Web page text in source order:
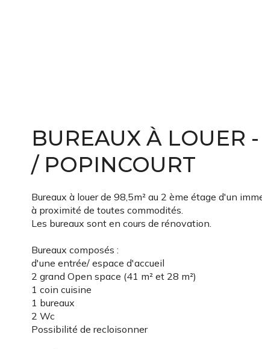
BUREAUX À LOUER
/ POPINCOURT
Bureaux à louer de 98,5m² au 2 ème étage d'un
à proximité de toutes commodités.
Les bureaux sont en cours de rénovation.
Bureaux composés :
d'une entrée/ espace d'accueil
2 grand Open space (41 m² et 28 m²)
1 coin cuisine
1 bureaux
2 Wc
Possibilité de recloisonner